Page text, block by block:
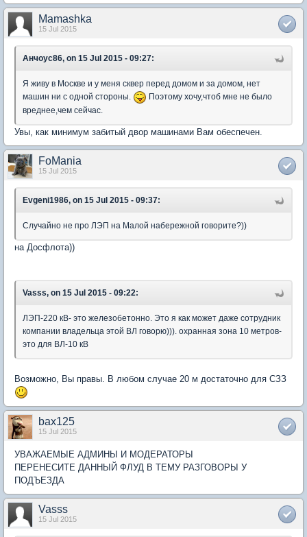
Mamashka
15 Jul 2015
Анчоус86, on 15 Jul 2015 - 09:27:
Я живу в Москве и у меня сквер перед домом и за домом, нет
машин ни с одной стороны.
Поэтому хочу,чтоб мне не было
вреднее,чем сейчас.
Увы, как минимум забитый двор машинами Вам обеспечен.
FoMania
15 Jul 2015
Evgeni1986, on 15 Jul 2015 - 09:37:
Случайно не про ЛЭП на Малой набережной говорите?))
на Досфлота))
Vasss, on 15 Jul 2015 - 09:22:
ЛЭП-220 кВ- это железобетонно. Это я как может даже сотрудник
компании владельца этой ВЛ говорю))). охранная зона 10 метров-
это для ВЛ-10 кВ
Возможно, Вы правы. В любом случае 20 м достаточно для СЗЗ
bax125
15 Jul 2015
УВАЖАЕМЫЕ АДМИНЫ И МОДЕРАТОРЫ
ПЕРЕНЕСИТЕ ДАННЫЙ ФЛУД В ТЕМУ РАЗГОВОРЫ У
ПОДЪЕЗДА
Vasss
15 Jul 2015